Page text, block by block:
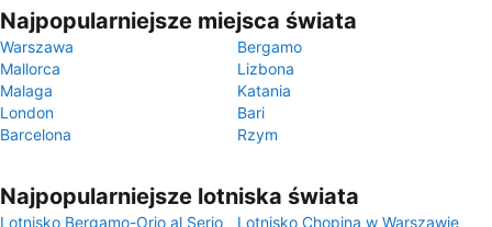
Najpopularniejsze miejsca świata
Warszawa
Bergamo
Mallorca
Lizbona
Malaga
Katania
London
Bari
Barcelona
Rzym
Najpopularniejsze lotniska świata
Lotnisko Bergamo-Orio al Serio Lotnisko Chopina w Warszawie